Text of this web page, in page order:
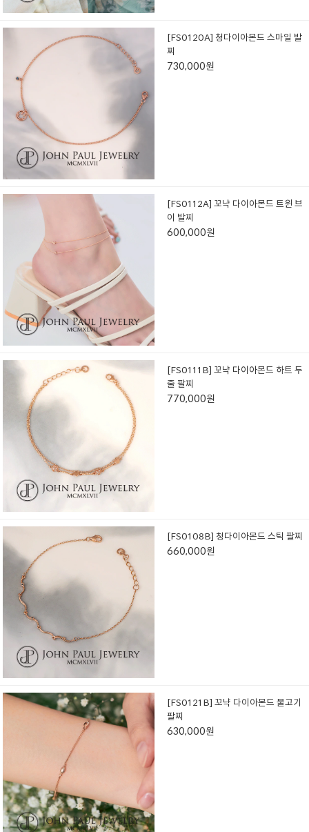
[FS0120A] 청다이아몬드 스마일 발
찌
730,000원
[FS0112A] 꼬냑 다이아몬드 트윈 브
이 발찌
600,000원
[FS0111B] 꼬냑 다이아몬드 하트 두
줄 팔찌
770,000원
[FS0108B] 청다이아몬드 스틱 팔찌
660,000원
[FS0121B] 꼬냑 다이아몬드 물고기
팔찌
630,000원